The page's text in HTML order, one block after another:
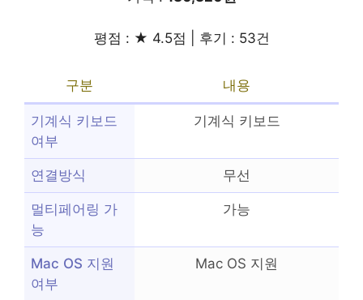
평점 : ★ 4.5점 | 후기 : 53건
구분 내용
기계식 키보드
여부
기계식 키보드
연결방식 무선
멀티페어링 가
능
가능
Mac OS 지원
여부
Mac OS 지원